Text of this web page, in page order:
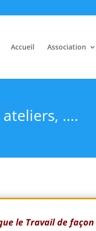
Accueil Association
....
le Travail de